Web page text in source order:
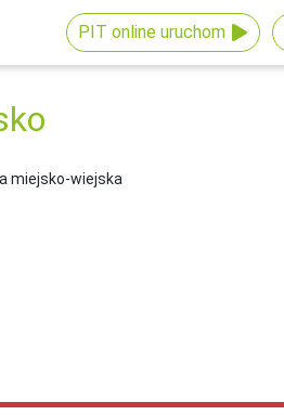
PIT online uruchom
miejsko-wiejska